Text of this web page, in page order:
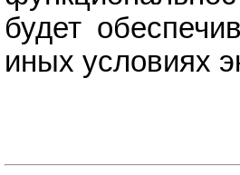
будет
иных условиях